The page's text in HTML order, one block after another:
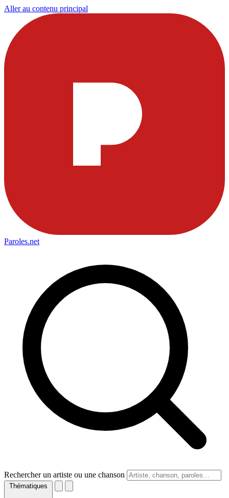
Aller au contenu principal
Paroles.net
Rechercher un artiste ou une chanson
Thématiques